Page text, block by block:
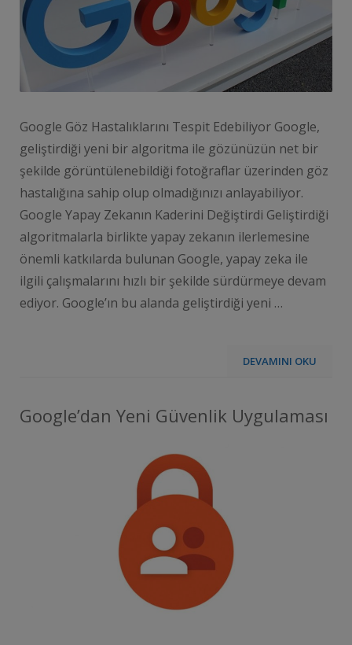
Google Göz Hastalıklarını Tespit Edebiliyor Google,
geliştirdiği yeni bir algoritma ile gözünüzün net bir
şekilde görüntülenebildiği fotoğraflar üzerinden göz
hastalığına sahip olup olmadığınızı anlayabiliyor.
Google Yapay Zekanın Kaderini Değiştirdi Geliştirdiği
algoritmalarla birlikte yapay zekanın ilerlemesine
önemli katkılarda bulunan Google, yapay zeka ile
ilgili çalışmalarını hızlı bir şekilde sürdürmeye devam
ediyor. Google’ın bu alanda geliştirdiği yeni …
DEVAMINI OKU
Google’dan Yeni Güvenlik Uygulaması